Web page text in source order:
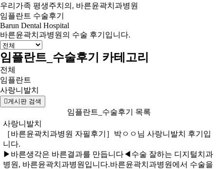
우리가족 평생주치의, 바른윤곽치과병원
임플란트 수술후기
Barun Dental Hospital
바른윤곽치과병원의 수술 후기입니다.
임플란트_수술후기 카테고리
전체
임플란트
사랑니발치
게시판 검색
임플란트_수술후기 목록
사랑니발치
［바른윤곽치과병원 자필후기］박ㅇㅇ님 사랑니발치 후기입
니다.
​▶바른생각은 바른결과를 만듭니다◀수술 잘하는 디지털치과
병원, 바른윤곽치과병원입니다. 바른윤곽치과병원에서 수술을